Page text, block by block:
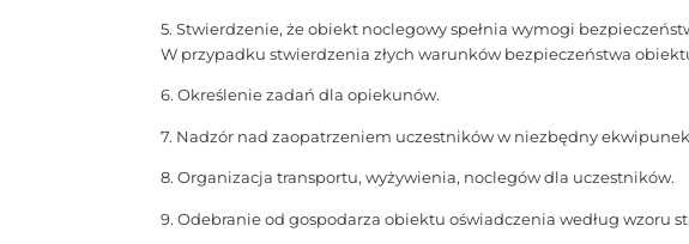
5. Stwierdzenie, że obiekt noclegowy spełnia wymogi
W przypadku stwierdzenia złych warunków bezpieczeństwa
6. Określenie zadań dla opiekunów.
7. Nadzór nad zaopatrzeniem uczestników w niezbędny
8. Organizacja transportu, wyżywienia, noclegów dla uczestników.
9. Odebranie od gospodarza obiektu oświadczenia według wzoru